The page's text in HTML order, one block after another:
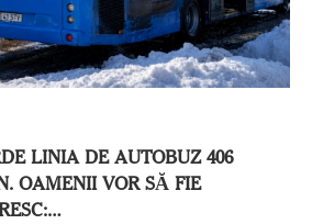
LINIA DE AUTOBUZ 406
OAMENII VOR SĂ FIE